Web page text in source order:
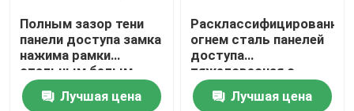
Полным зазор тени
панели доступа замка
нажима рамки
стальным белым
покрытый порошком
Лучшая цена
Расклассифицированная
огнем сталь панелей
доступа
тяжеловесная с
розовой доской гипса
для гипсокартона
Лучшая цена